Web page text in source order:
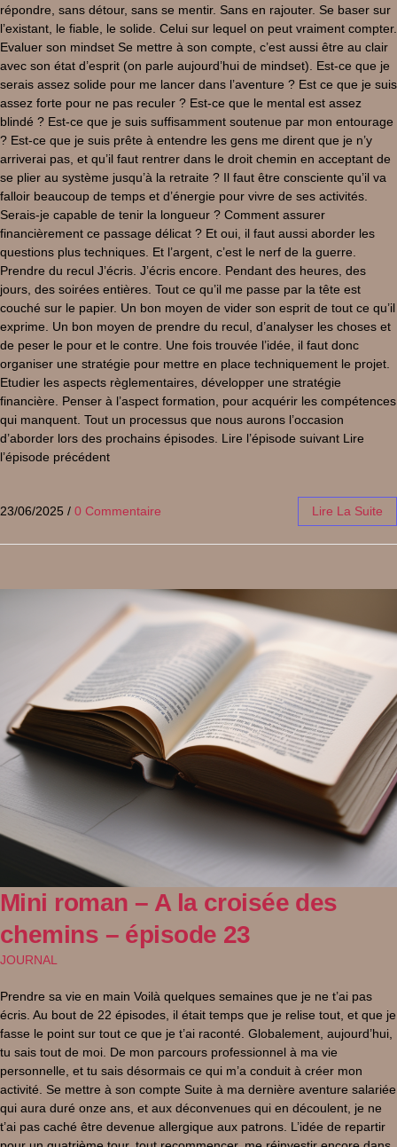
répondre, sans détour, sans se mentir. Sans en rajouter. Se baser sur
l’existant, le fiable, le solide. Celui sur lequel on peut vraiment compter.
Evaluer son mindset Se mettre à son compte, c’est aussi être au clair
avec son état d’esprit (on parle aujourd’hui de mindset). Est-ce que je
serais assez solide pour me lancer dans l’aventure ? Est ce que je suis
assez forte pour ne pas reculer ? Est-ce que le mental est assez
blindé ? Est-ce que je suis suffisamment soutenue par mon entourage
? Est-ce que je suis prête à entendre les gens me dirent que je n’y
arriverai pas, et qu’il faut rentrer dans le droit chemin en acceptant de
se plier au système jusqu’à la retraite ? Il faut être consciente qu’il va
falloir beaucoup de temps et d’énergie pour vivre de ses activités.
Serais-je capable de tenir la longueur ? Comment assurer
financièrement ce passage délicat ? Et oui, il faut aussi aborder les
questions plus techniques. Et l’argent, c’est le nerf de la guerre.
Prendre du recul J’écris. J’écris encore. Pendant des heures, des
jours, des soirées entières. Tout ce qu’il me passe par la tête est
couché sur le papier. Un bon moyen de vider son esprit de tout ce qu’il
exprime. Un bon moyen de prendre du recul, d’analyser les choses et
de peser le pour et le contre. Une fois trouvée l’idée, il faut donc
organiser une stratégie pour mettre en place techniquement le projet.
Etudier les aspects règlementaires, développer une stratégie
financière. Penser à l’aspect formation, pour acquérir les compétences
qui manquent. Tout un processus que nous aurons l’occasion
d’aborder lors des prochains épisodes. Lire l’épisode suivant Lire
l’épisode précédent
23/06/2025 / 0 Commentaire Lire La Suite
Mini roman – A la croisée des
chemins – épisode 23
JOURNAL
Prendre sa vie en main Voilà quelques semaines que je ne t’ai pas
écris. Au bout de 22 épisodes, il était temps que je relise tout, et que je
fasse le point sur tout ce que je t’ai raconté. Globalement, aujourd’hui,
tu sais tout de moi. De mon parcours professionnel à ma vie
personnelle, et tu sais désormais ce qui m’a conduit à créer mon
activité. Se mettre à son compte Suite à ma dernière aventure salariée
qui aura duré onze ans, et aux déconvenues qui en découlent, je ne
t’ai pas caché être devenue allergique aux patrons. L’idée de repartir